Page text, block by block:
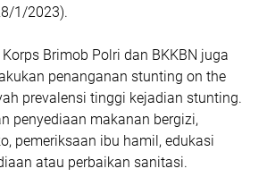
1/2023).
Brimob Polri dan BKKBN juga
penanganan stunting on the
prevalensi tinggi kejadian stunting.
penyediaan makanan bergizi,
pemeriksaan ibu hamil, edukasi
atau perbaikan sanitasi.